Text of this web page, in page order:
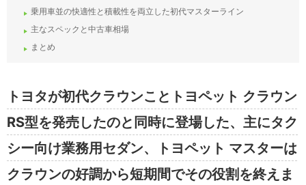
乗用車並の快適性と積載性を両立した初代マスターライン
主なスペックと中古車相場
まとめ
トヨタが初代クラウンことトヨペット クラウン
RS型を発売したのと同時に登場した、主にタク
シー向け業務用セダン、トヨペット マスターは
クラウンの好調から短期間でその役割を終えま